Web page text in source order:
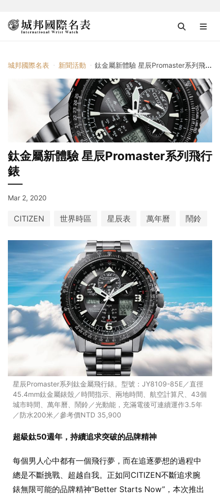
城邦國際名表 新聞活動 鈦金屬新體驗 星辰Promaster系列飛行錶
鈦金屬新體驗 星辰Promaster系列飛行
錶
Mar 2, 2020
CITIZEN 世界時區 星辰表 萬年曆 鬧鈴
星辰Promaster系列鈦金屬飛行錶。型號：JY8109-85E／直徑
45.4mm鈦金屬錶殼／時間指示、兩地時間、航空計算尺、43個
城市時間、萬年曆、鬧鈴／光動能，充滿電後可連續運作3.5年
／防水200米／參考價NTD 35,900
超級鈦50週年，持續追求突破的品牌精神
每個男人心中都有一個飛行夢，而在追逐夢想的過程中
總是不斷挑戰、超越自我。正如同CITIZEN不斷追求腕
錶無限可能的品牌精神”Better Starts Now”，本次推出